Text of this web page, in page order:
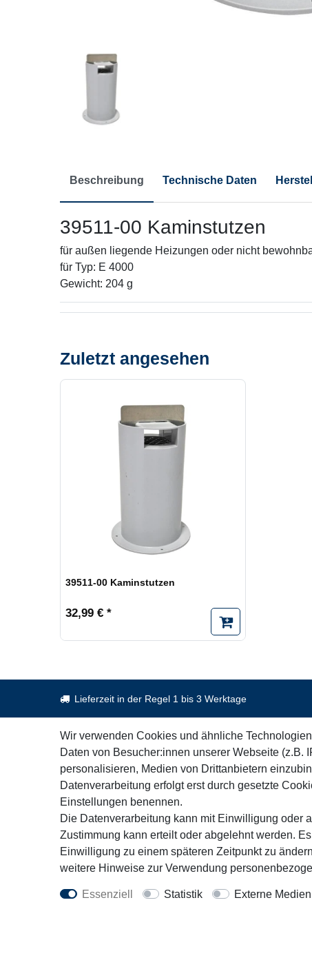
Beschreibung Technische Daten
39511-00 Kaminstutzen
für außen liegende Heizungen oder nicht
für Typ: E 4000
Gewicht: 204 g
Zuletzt angesehen
39511-00 Kaminstutzen
32,99 € *
Lieferzeit in der Regel 1 bis 3 Werktage
Kontakt
+49 451 3071162
Mo. - Fr. 9:30 - 16:00 Uhr
info@motorfit.de
Kontaktformular
AGB
Wir verwenden Cookies und ähnliche
Daten von Besucher:innen unserer Webseite (z.B.
personalisieren, Medien von Drittanbietern
Datenverarbeitung erfolgt erst durch gesetzte
Einstellungen benennen.
Die Datenverarbeitung kann mit Einwilligung oder
Zustimmung kann erteilt oder abgelehnt werden.
Einwilligung zu einem späteren Zeitpunkt zu
weitere Hinweise zur Verwendung
Essenziell Statistik Externe Medien